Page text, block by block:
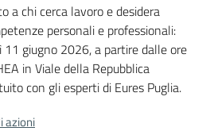
a chi cerca lavoro e desidera
personali e professionali:
11 giugno 2026, a partire dalle ore
in Viale della Repubblica
con gli esperti di Eures Puglia.
azioni